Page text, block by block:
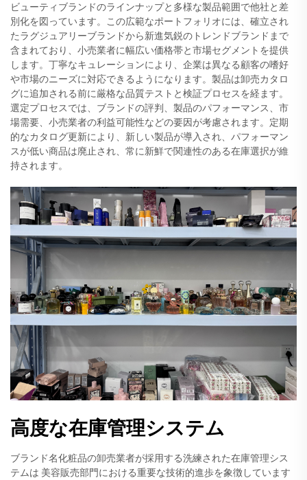
ビューティブランドのラインナップと多様な製品範囲で他社と差
別化を図っています。この広範なポートフォリオには、確立され
たラグジュアリーブランドから新進気鋭のトレンドブランドまで
含まれており、小売業者に幅広い価格帯と市場セグメントを提供
します。丁寧なキュレーションにより、企業は異なる顧客の嗜好
や市場のニーズに対応できるようになります。製品は卸売カタロ
グに追加される前に厳格な品質テストと検証プロセスを経ます。
選定プロセスでは、ブランドの評判、製品のパフォーマンス、市
場需要、小売業者の利益可能性などの要因が考慮されます。定期
的なカタログ更新により、新しい製品が導入され、パフォーマン
スが低い商品は廃止され、常に新鮮で関連性のある在庫選択が維
持されます。
高度な在庫管理システム
ブランド名化粧品の卸売業者が採用する洗練された在庫管理シス
テムは 美容販売部門における重要な技術的進歩を象徴しています